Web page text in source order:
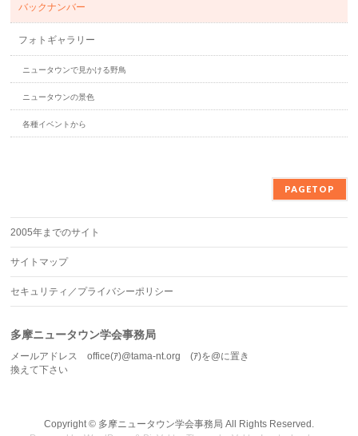
バックナンバー
フォトギャラリー
ニュータウンで見かける野鳥
ニュータウンの景色
各種イベントから
PAGETOP
2005年までのサイト
サイトマップ
セキュリティ／プライバシーポリシー
多摩ニュータウン学会事務局
メールアドレス office(ｱ)@tama-nt.org (ｱ)を@に置き
換えて下さい
Copyright © 多摩ニュータウン学会事務局 All Rights Reserved.